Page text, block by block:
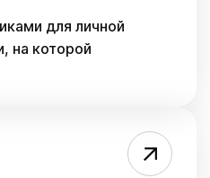
для личной
на которой